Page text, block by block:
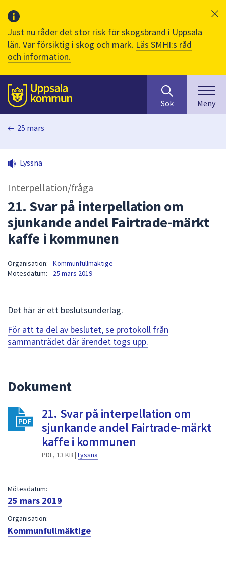
Just nu råder det stor risk för skogsbrand i Uppsala
län. Var försiktig i skog och mark. Läs SMHI:s råd
och information.
Till sidans
huvudinnehåll
efter
innehåll
på
sökfältet
kommer
sökförslag
att
navigera
mellan
att
välja
något
Sök Meny
25 mars
Lyssna
Interpellation/fråga
21. Svar på interpellation om
sjunkande andel Fairtrade-märkt
kaffe i kommunen
Organisation:
Kommunfullmäktige
Mötesdatum:
25 mars 2019
Det här är ett beslutsunderlag.
För att ta del av beslutet, se protokoll från
sammanträdet där ärendet togs upp.
Dokument
21. Svar på interpellation om
sjunkande andel Fairtrade-märkt
kaffe i kommunen
PDF, 13 KB | Lyssna
Mötesdatum:
25 mars 2019
Organisation:
Kommunfullmäktige